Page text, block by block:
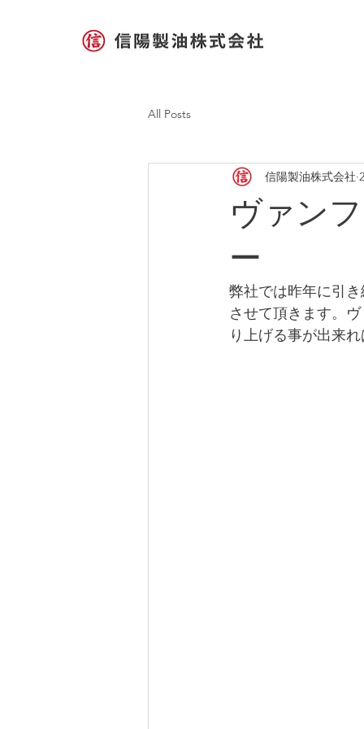
All Posts
ヴァン
ー
信陽製油株式会社
弊社では昨年に引
させて頂きます。
り上げる事が出来